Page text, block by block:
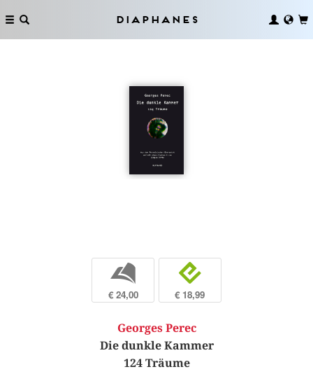
Diaphanes
b
€ 24,00
e
€ 18,99
Georges Perec
Die dunkle Kammer
124 Träume